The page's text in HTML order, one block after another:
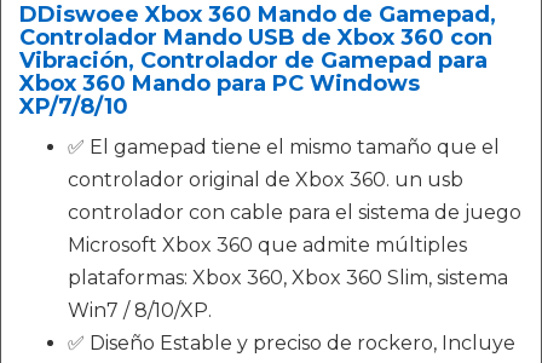
DDiswoee Xbox 360 Mando de Gamepad,
Controlador Mando USB de Xbox 360 con
Vibración, Controlador de Gamepad para
Xbox 360 Mando para PC Windows
XP/7/8/10
✅ El gamepad tiene el mismo tamaño que el
controlador original de Xbox 360. un usb
controlador con cable para el sistema de juego
Microsoft Xbox 360 que admite múltiples
plataformas: Xbox 360, Xbox 360 Slim, sistema
Win7 / 8/10/XP.
✅ Diseño Estable y preciso de rockero, Incluye